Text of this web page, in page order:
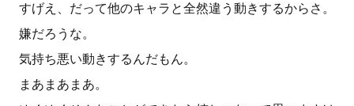
すげえ、だって他のキャラと全然違う動きするからさ。
嫌だろうな。
気持ち悪い動きするんだもん。
まあまあまあ。